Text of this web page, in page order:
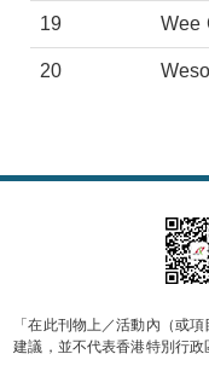
19 Wee
20
「在此刊物上／活動內（或
建議，並不代表香港特別行政